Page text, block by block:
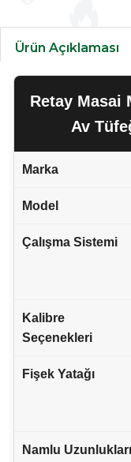
Ürün Açıklaması
Retay Masai
Av
Marka
Model
Çalışma Sistemi
Kalibre
Seçenekleri
Fişek Yatağı
Namlu Uzunlukları